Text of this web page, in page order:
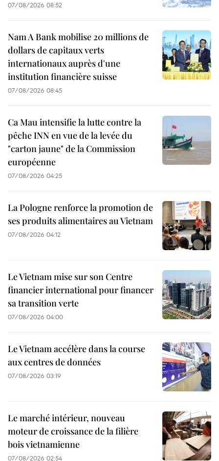
07/08/2026 08:52
Nam A Bank mobilise 20 millions de
dollars de capitaux verts
internationaux auprès d'une
institution financière suisse
07/08/2026 08:45
Ca Mau intensifie la lutte contre la
pêche INN en vue de la levée du
"carton jaune" de la Commission
européenne
07/08/2026 04:25
La Pologne renforce la promotion de
ses produits alimentaires au Vietnam
07/08/2026 04:12
Le Vietnam mise sur son Centre
financier international pour financer
sa transition verte
07/08/2026 04:00
Le Vietnam accélère dans la course
aux centres de données
07/08/2026 03:19
Le marché intérieur, nouveau
moteur de croissance de la filière
bois vietnamienne
07/08/2026 02:54